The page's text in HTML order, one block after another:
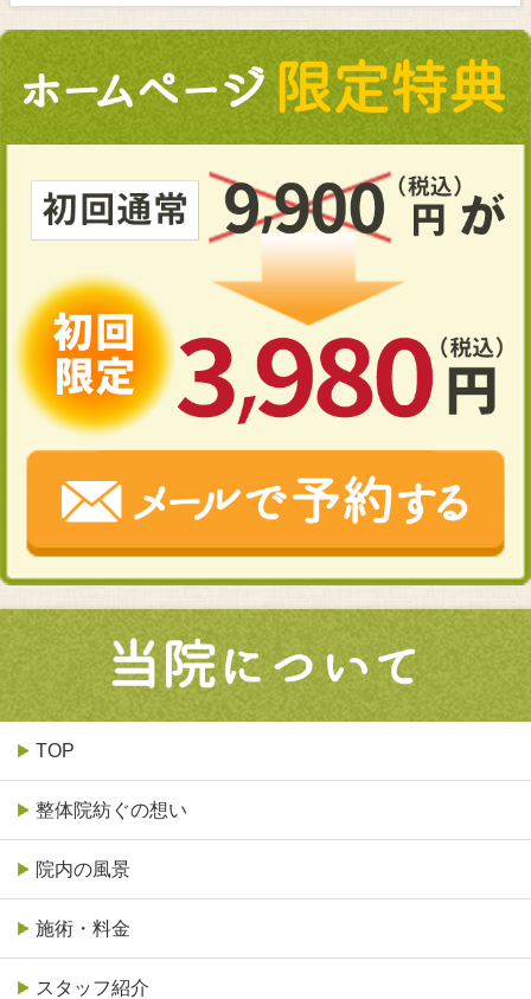
TOP
整体院紡ぐの想い
院内の風景
施術・料金
スタッフ紹介